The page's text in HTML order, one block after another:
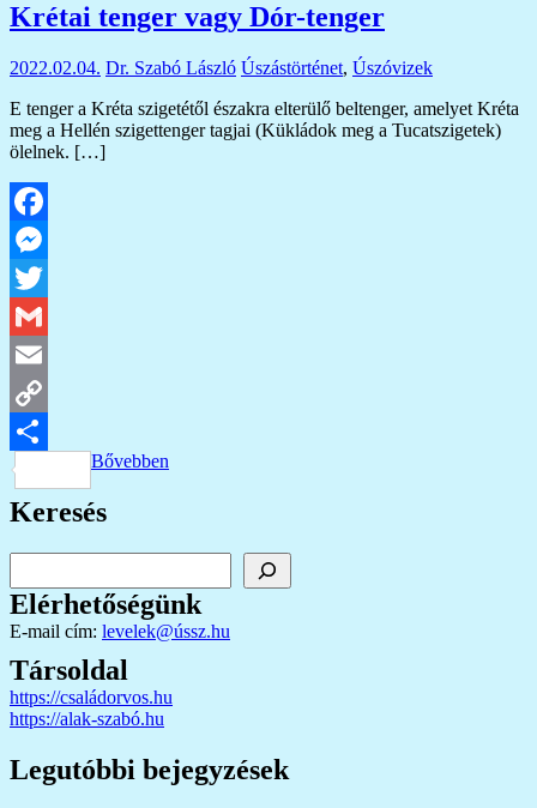
Krétai tenger vagy Dór-tenger
2022.02.04. Dr. Szabó László Úszástörténet, Úszóvizek
E tenger a Kréta szigetétől északra elterülő beltenger, amelyet Kréta
meg a Hellén szigettenger tagjai (Kükládok meg a Tucatszigetek)
ölelnek. […]
Facebook
Messenger
Twitter
Gmail
Email
Copy
Link
Ossza
meg
Bővebben
Keresés
Elérhetőségünk
E-mail cím: levelek@ússz.hu
Társoldal
https://családorvos.hu
https://alak-szabó.hu
Legutóbbi bejegyzések